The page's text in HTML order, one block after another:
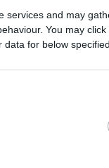
services and may
You may
for below
παγκόσμιο
στον αγώνα
φίλοι των
στα